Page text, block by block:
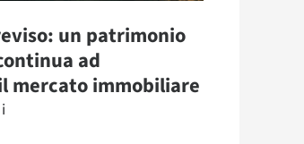
un patrimonio
ad
mercato immobiliare